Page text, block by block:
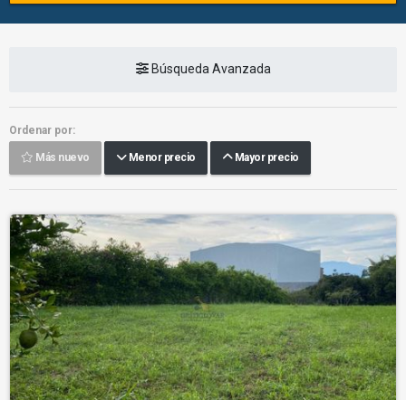
Búsqueda Avanzada
Ordenar por:
Más nuevo Menor precio Mayor precio